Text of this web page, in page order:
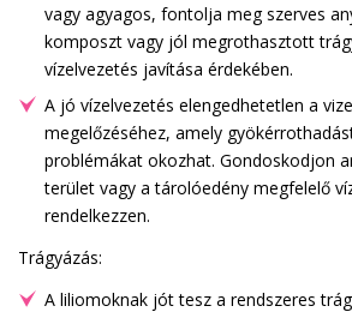
vagy agyagos, fontolja meg szerves
komposzt vagy jól megrothasztott
vízelvezetés javítása érdekében.
A jó vízelvezetés elengedhetetlen a
megelőzéséhez, amely
problémákat okozhat. Gondoskodjon
terület vagy a tárolóedény megfelelő
rendelkezzen.
Trágyázás:
A liliomoknak jót tesz a rendszeres